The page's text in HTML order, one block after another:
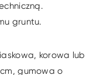
gruntu.
korowa lub
gumowa o